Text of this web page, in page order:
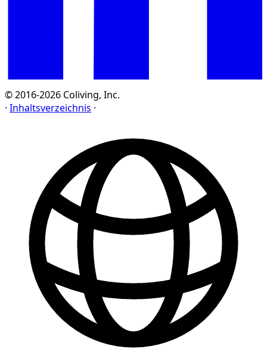
© 2016-2026 Coliving, Inc.
· Inhaltsverzeichnis ·